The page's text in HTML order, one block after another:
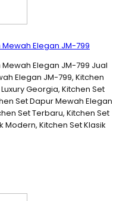
Elegan JM-799
Elegan JM-799 Jual
Elegan JM-799, Kitchen
Georgia, Kitchen Set
Set Dapur Mewah Elegan
Set Terbaru, Kitchen Set
Modern, Kitchen Set Klasik